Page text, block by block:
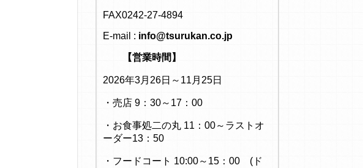
FAX0242-27-4894
E-mail : info@tsurukan.co.jp
【営業時間】
2026年3月26日～11月25日
・売店 9：30～17：00
・お食事処二の丸 11：00～ラストオ
ーダー13：50
・フードコート 10:00～15：00 (ド